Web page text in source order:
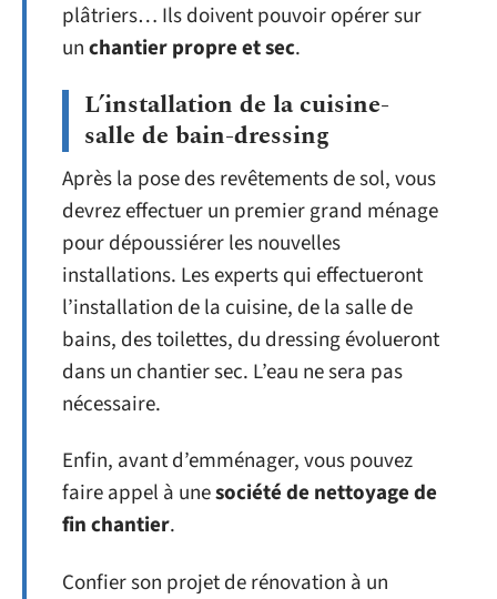
plâtriers… Ils doivent pouvoir opérer sur
unchantier propre et sec.
L’installation de la cuisine-
salle de bain-dressing
Après la pose des revêtements de sol, vous
devrez effectuer un premier grand ménage
pour dépoussiérer les nouvelles
installations. Les experts qui effectueront
l’installation de la cuisine, de la salle de
bains, des toilettes, du dressing évolueront
dans un chantier sec. L’eau ne sera pas
nécessaire.
Enfin, avant d’emménager, vous pouvez
faire appel à unesociété de nettoyage de
fin chantier.
Confier son projet de rénovation à un